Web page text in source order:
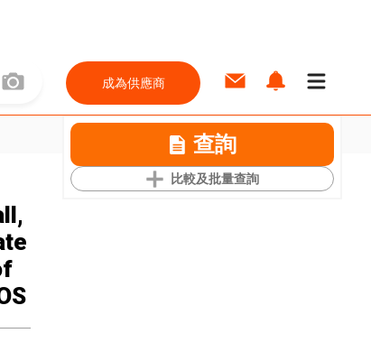
成為供應商
查詢
比較及批量查詢